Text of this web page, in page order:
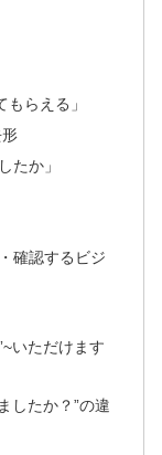
らえる」
たか」
確認するビジ
いただけます
したか？”の違